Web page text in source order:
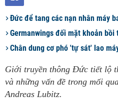
​Đức để tang các nạn nhân máy
Germanwings đối mặt khoản
Chân dung cơ phó 'tự sát' lao
Giới truyền thông Đức tiết lộ
và những vấn đề trong mối
Andreas Lubitz.